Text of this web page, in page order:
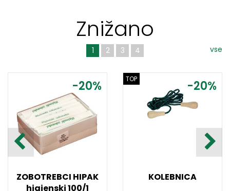
Znižano
vse
1 2 3 4
-20%
ZOBOTREBCI HIPAK
higienski 100/1
-20%
TOP
KOLEBNICA